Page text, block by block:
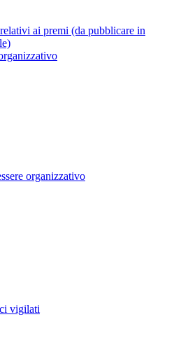
ai premi (da pubblicare in
organizzativo
vigilati